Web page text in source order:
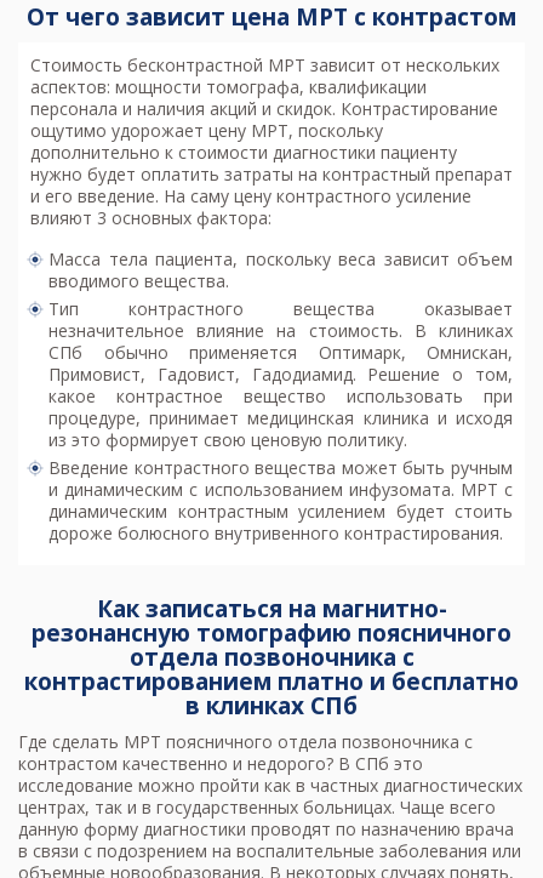
От чего зависит цена МРТ с контрастом
Стоимость бесконтрастной МРТ зависит от нескольких
аспектов: мощности томографа, квалификации
персонала и наличия акций и скидок. Контрастирование
ощутимо удорожает цену МРТ, поскольку
дополнительно к стоимости диагностики пациенту
нужно будет оплатить затраты на контрастный препарат
и его введение. На саму цену контрастного усиление
влияют 3 основных фактора:
Масса тела пациента, поскольку веса зависит объем
вводимого вещества.
Тип контрастного вещества оказывает
незначительное влияние на стоимость. В клиниках
СПб обычно применяется Оптимарк, Омнискан,
Примовист, Гадовист, Гадодиамид. Решение о том,
какое контрастное вещество использовать при
процедуре, принимает медицинская клиника и исходя
из это формирует свою ценовую политику.
Введение контрастного вещества может быть ручным
и динамическим с использованием инфузомата. МРТ с
динамическим контрастным усилением будет стоить
дороже болюсного внутривенного контрастирования.
Как записаться на магнитно-
резонансную томографию поясничного
отдела позвоночника с
контрастированием платно и бесплатно
в клинках СПб
Где сделать МРТ поясничного отдела позвоночника с
контрастом качественно и недорого? В СПб это
исследование можно пройти как в частных диагностических
центрах, так и в государственных больницах. Чаще всего
данную форму диагностики проводят по назначению врача
в связи с подозрением на воспалительные заболевания или
объемные новообразования. В некоторых случаях понять,